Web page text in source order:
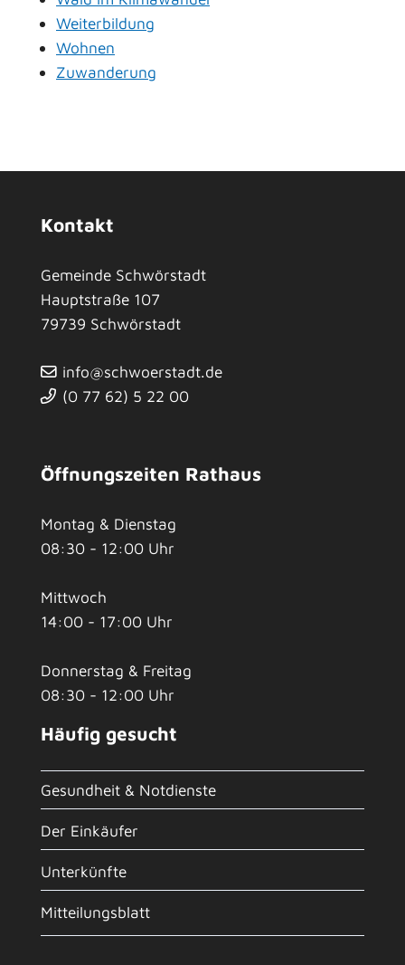
Weiterbildung
Wohnen
Zuwanderung
Kontakt
Gemeinde Schwörstadt
Hauptstraße 107
79739 Schwörstadt
info@schwoerstadt.de
(0 77 62) 5 22 00
Öffnungszeiten Rathaus
Montag & Dienstag
08:30 - 12:00 Uhr
Mittwoch
14:00 - 17:00 Uhr
Donnerstag & Freitag
08:30 - 12:00 Uhr
Häufig gesucht
Gesundheit & Notdienste
Der Einkäufer
Unterkünfte
Mitteilungsblatt